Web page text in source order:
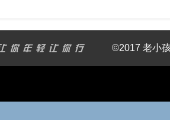
©2017 老小